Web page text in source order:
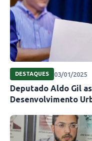
DESTAQUES 03/01/2025
Deputado Aldo Gil
Desenvolvimento